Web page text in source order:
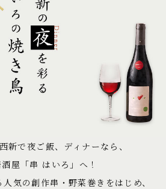
新で夜ご飯、ディナーなら、
屋「串 はいろ」へ！
気の創作串・野菜巻きをはじめ、